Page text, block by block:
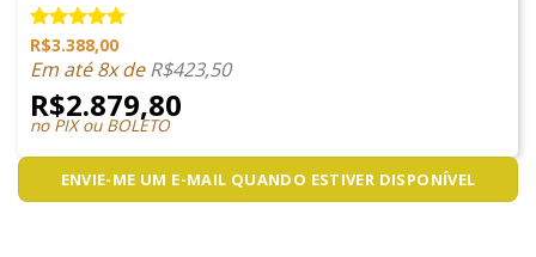
Avaliação
5.00 de 5
R$3.388,00
Em até 8x deR$423,50
R$2.879,80
no PIX ou BOLETO
ENVIE-ME UM E-MAIL QUANDO ESTIVER DISPONÍVEL